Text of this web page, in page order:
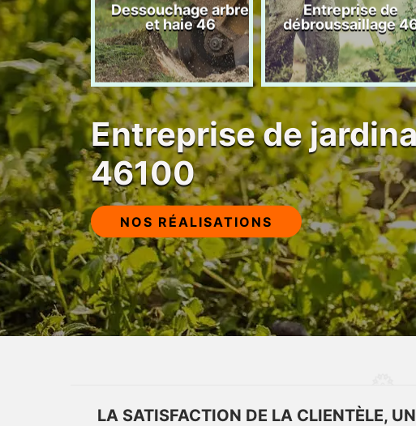
élagage
46
Dessouchage arbre
et haie 46
Entreprise de
débroussaillage
Entreprise de
46100
NOS RÉALISATIONS
LA SATISFACTION DE LA CLIENTÈLE,